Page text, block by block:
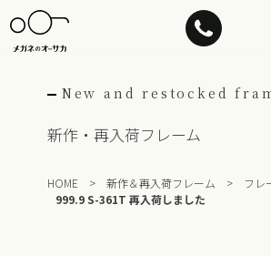
to
content
New and restocked
新作・再入荷フレーム
HOME > 新作＆再入荷フレーム > フレ
999.9 S-361T 再入荷しました